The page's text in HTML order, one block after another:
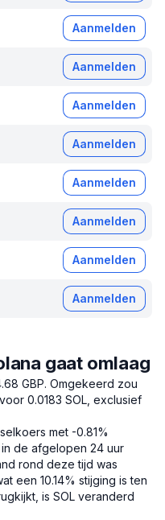
Aanmelden
Aanmelden
Aanmelden
Aanmelden
Aanmelden
Aanmelden
Aanmelden
Aanmelden
gaat omlaag
GBP. Omgekeerd zou
0.0183 SOL, exclusief
met -0.81%
de afgelopen 24 uur
rond deze tijd was
een 10.14% stijging is ten
is SOL veranderd